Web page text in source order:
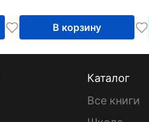
В корзину
Каталог
Все книги